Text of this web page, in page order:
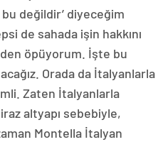
bu değildir’ diyeceğim
de sahada işin hakkını
öpüyorum. İşte bu
Orada da İtalyanlarla
Zaten İtalyanlarla
altyapı sebebiyle,
Montella İtalyan